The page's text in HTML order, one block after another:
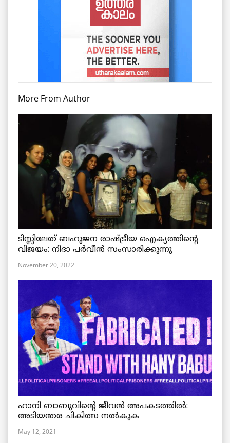
More From Author
ടിസ്സിലേത് ബഹുജന രാഷ്ട്രീയ ഐക്യത്തിന്റെ
വിജയം: നിദാ പർവീൻ സംസാരിക്കുന്നു
November 20, 2022
ഹാനി ബാബുവിന്റെ ജീവൻ അപകടത്തിൽ:
അടിയന്തര ചികിത്സ നൽകുക
May 12, 2021